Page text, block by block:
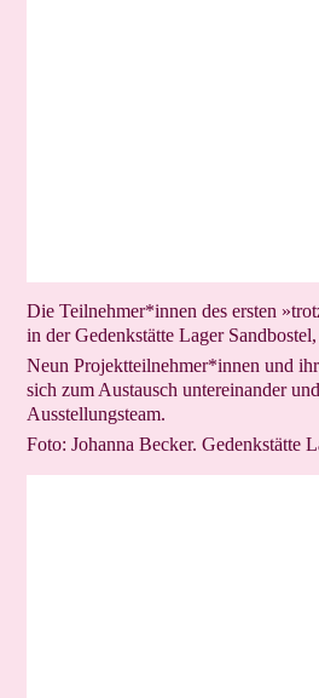
Die Teilnehmer*innen des ersten
in der Gedenkstätte Lager
Neun Projektteilnehmer*innen und
sich zum Austausch untereinander
Ausstellungsteam.
Foto: Johanna Becker. Gedenkstätte